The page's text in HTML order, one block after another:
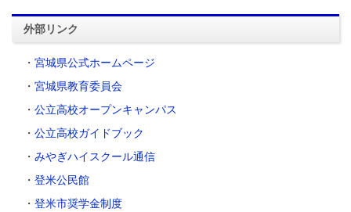
外部リンク
・ 宮城県公式ホームページ
・ 宮城県教育委員会
・ 公立高校オープンキャンパス
・ 公立高校ガイドブック
・ みやぎハイスクール通信
・ 登米公民館
・ 登米市奨学金制度